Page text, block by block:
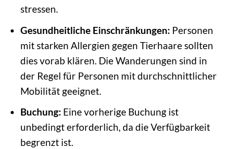
stressen.
Gesundheitliche Einschränkungen: Personen
mit starken Allergien gegen Tierhaare sollten
dies vorab klären. Die Wanderungen sind in
der Regel für Personen mit durchschnittlicher
Mobilität geeignet.
Buchung: Eine vorherige Buchung ist
unbedingt erforderlich, da die Verfügbarkeit
begrenzt ist.